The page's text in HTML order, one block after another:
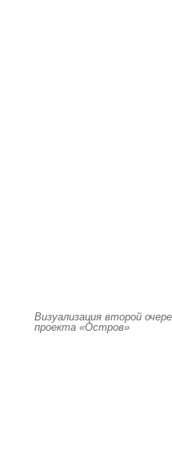
Визуализация второй
проекта «Остров»